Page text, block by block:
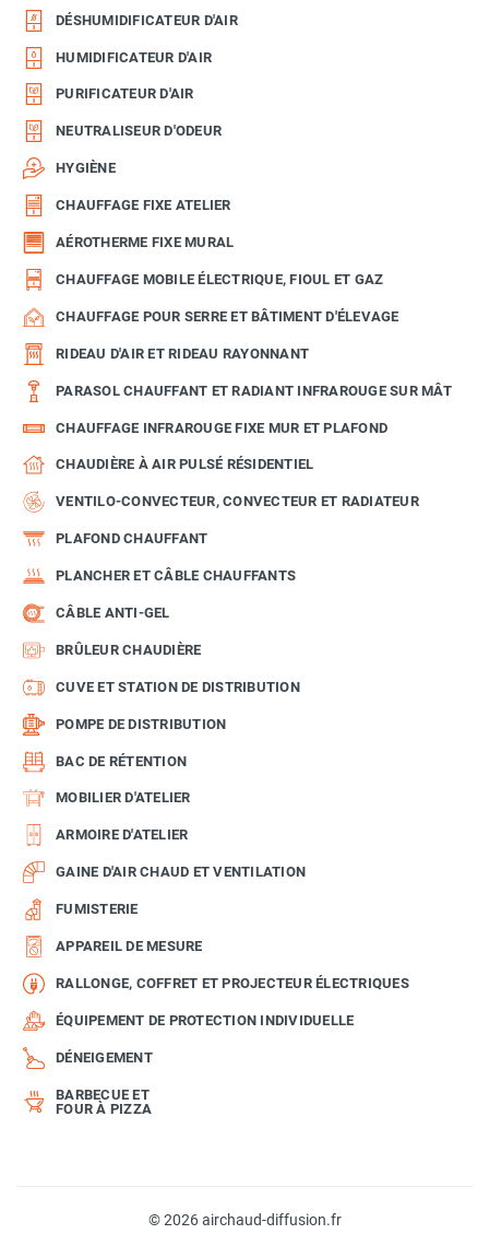
DÉSHUMIDIFICATEUR D'AIR
HUMIDIFICATEUR D'AIR
PURIFICATEUR D'AIR
NEUTRALISEUR D'ODEUR
HYGIÈNE
CHAUFFAGE FIXE ATELIER
AÉROTHERME FIXE MURAL
CHAUFFAGE MOBILE ÉLECTRIQUE, FIOUL ET GAZ
CHAUFFAGE POUR SERRE ET BÂTIMENT D'ÉLEVAGE
RIDEAU D'AIR ET RIDEAU RAYONNANT
PARASOL CHAUFFANT ET RADIANT INFRAROUGE SUR MÂT
CHAUFFAGE INFRAROUGE FIXE MUR ET PLAFOND
CHAUDIÈRE À AIR PULSÉ RÉSIDENTIEL
VENTILO-CONVECTEUR, CONVECTEUR ET RADIATEUR
PLAFOND CHAUFFANT
PLANCHER ET CÂBLE CHAUFFANTS
CÂBLE ANTI-GEL
BRÛLEUR CHAUDIÈRE
CUVE ET STATION DE DISTRIBUTION
POMPE DE DISTRIBUTION
BAC DE RÉTENTION
MOBILIER D'ATELIER
ARMOIRE D'ATELIER
GAINE D'AIR CHAUD ET VENTILATION
FUMISTERIE
APPAREIL DE MESURE
RALLONGE, COFFRET ET PROJECTEUR ÉLECTRIQUES
ÉQUIPEMENT DE PROTECTION INDIVIDUELLE
DÉNEIGEMENT
BARBECUE ET
FOUR À PIZZA
© 2026 airchaud-diffusion.fr